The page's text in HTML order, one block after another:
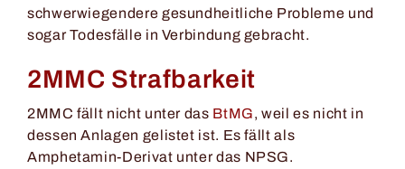
schwerwiegendere gesundheitliche Probleme und
sogar Todesfälle in Verbindung gebracht.
2MMC Strafbarkeit
2MMC fällt nicht unter das BtMG, weil es nicht in
dessen Anlagen gelistet ist. Es fällt als
Amphetamin-Derivat unter das NPSG.